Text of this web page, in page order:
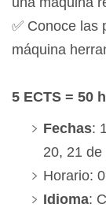
✅ Conoce las
máquina
5 ECTS = 50
Fechas:
20, 21
Horario:
Idioma: